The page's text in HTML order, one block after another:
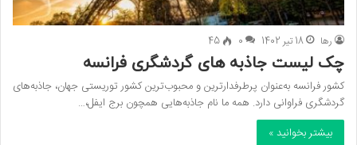
رها 18 تیر 1402 0
45
چک لیست جاذبه های گردشگری فرانسه
کشور فرانسه به‌عنوان پرطرفدارترین و محبوب‌ترین کشور توریستی جهان، جاذبه‌های
گردشگری فراوانی دارد. همه ما نام جاذبه‌هایی همچون برج ایفل،…
بیشتر بخوانید »